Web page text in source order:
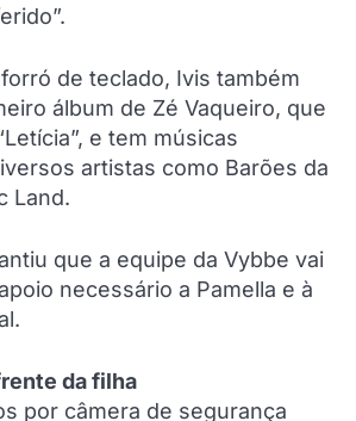
de teclado, Ivis também
álbum de Zé Vaqueiro, que
e tem músicas
artistas como Barões da
Land.
que a equipe da Vybbe vai
necessário a Pamella e à
da filha
por câmera de segurança